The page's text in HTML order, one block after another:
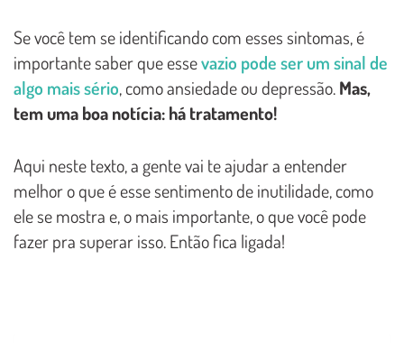
Se você tem se identificando com esses sintomas, é
importante saber que essevazio pode ser um sinal de
algo mais sério, como ansiedade ou depressão.Mas,
tem uma boa notícia: há tratamento!
Aqui neste texto, a gente vai te ajudar a entender
melhor o que é esse sentimento de inutilidade, como
ele se mostra e, o mais importante, o que você pode
fazer pra superar isso. Então fica ligada!